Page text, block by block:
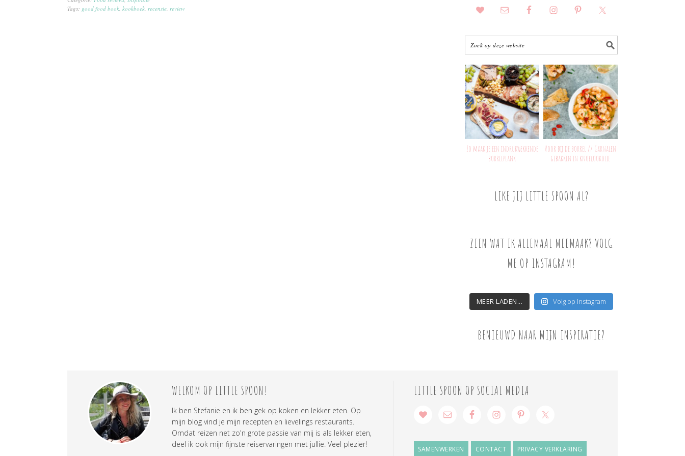
Tags: good food book, kookboek, recensie, review
Zo maak je een indrukwekkende
borrelplank
Voor bij de borrel // Garnalen
gebakken in knoflookolie
LIKE JIJ LITTLE SPOON AL?
ZIEN WAT IK ALLEMAAL MEEMAAK? VOLG
ME OP INSTAGRAM!
MEER LADEN... Volg op Instagram
BENIEUWD NAAR MIJN INSPIRATIE?
WELKOM OP LITTLE SPOON!
Ik ben Stefanie en ik ben gek op koken en lekker eten. Op
mijn blog vind je mijn recepten en lievelings restaurants.
Omdat reizen net zo'n grote passie van mij is als lekker eten,
deel ik ook mijn fijnste reiservaringen met jullie. Veel plezier!
LITTLE SPOON OP SOCIAL MEDIA
SAMENWERKEN CONTACT PRIVACY VERKLARING